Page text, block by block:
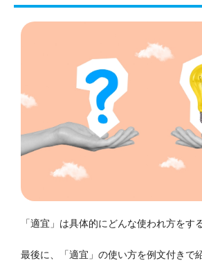
「適宜」は具体的にどんな使われ方をす
最後に、「適宜」の使い方を例文付きで